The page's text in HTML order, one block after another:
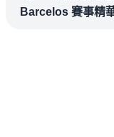
Barcelos 賽事精